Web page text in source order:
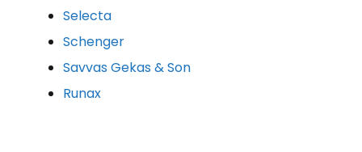
Selecta
Schenger
Savvas Gekas & Son
Runax